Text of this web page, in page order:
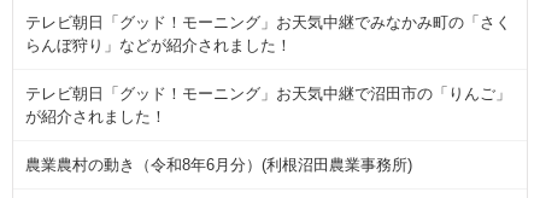
テレビ朝日「グッド！モーニング」お天気中継でみなかみ町の「さく
らんぼ狩り」などが紹介されました！
テレビ朝日「グッド！モーニング」お天気中継で沼田市の「りんご」
が紹介されました！
農業農村の動き（令和8年6月分）(利根沼田農業事務所)